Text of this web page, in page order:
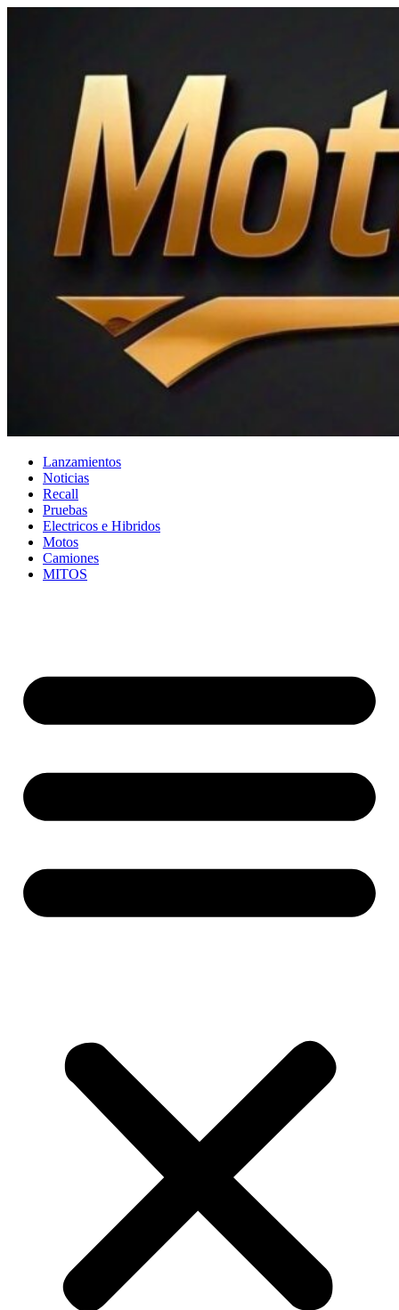
Lanzamientos
Noticias
Recall
Pruebas
Electricos e Hibridos
Motos
Camiones
MITOS